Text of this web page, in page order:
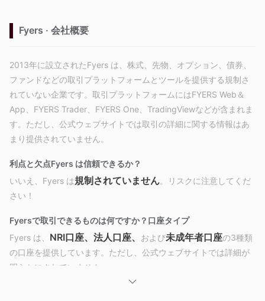
Fyers · 会社概要
2013年に設立されたFyers は、株式、先物、オプション、債券、
ファンドなどの取引プラットフォームとツールを提供する規制さ
れていない企業です。取引プラットフォームにはFYERS Web＆
App、FYERS Trader、FYERS One、TradingViewなどが含まれま
す。ただし、公式ウェブサイトでは取引の詳細に関する情報はあ
まり提供されていません。
利点と欠点Fyers は信頼できるか？
いいえ、Fyers は規制されていません。リスクに注意してくだ
さい！
Fyersで取引できるものは何ですか？ 口座タイプ
Fyers は、 NRI口座、法人口座、 および未成年者口座の3種類
の口座を提供しています。ただし、公式ウェブサイトでは詳細が
明らかにされていません。